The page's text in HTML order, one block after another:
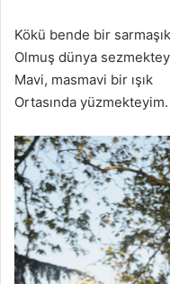
Kökü bende bir sarmaşık
Olmuş dünya
Mavi, masmavi bir ışık
Ortasında yüzmekteyim.